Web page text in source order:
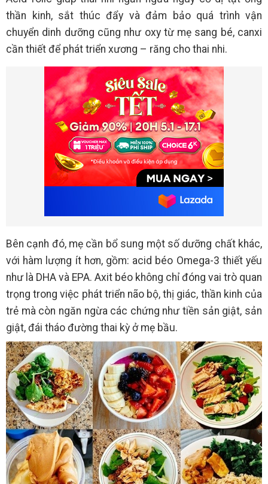
thần kinh, sắt thúc đẩy và đảm bảo quá trình vận
chuyển dinh dưỡng cũng như oxy từ mẹ sang bé, canxi
cần thiết để phát triển xương – răng cho thai nhi.
Bên cạnh đó, mẹ cần bổ sung một số dưỡng chất khác,
với hàm lượng ít hơn, gồm: acid béo Omega-3 thiết yếu
như là DHA và EPA. Axit béo không chỉ đóng vai trò quan
trọng trong việc phát triển não bộ, thị giác, thần kinh của
trẻ mà còn ngăn ngừa các chứng như tiền sản giật, sản
giật, đái tháo đường thai kỳ ở mẹ bầu.